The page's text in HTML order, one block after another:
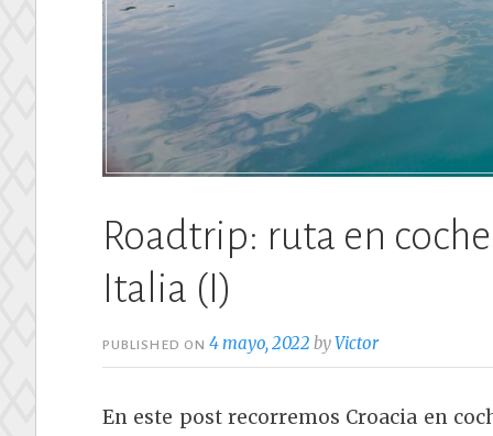
Roadtrip: ruta en
Italia (I)
PUBLISHED ON4 mayo, 2022 byVictor
En este post recorremos Croacia en